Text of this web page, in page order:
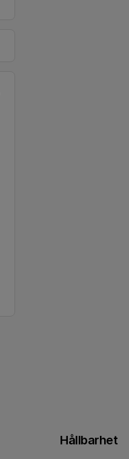
Hållbarhet